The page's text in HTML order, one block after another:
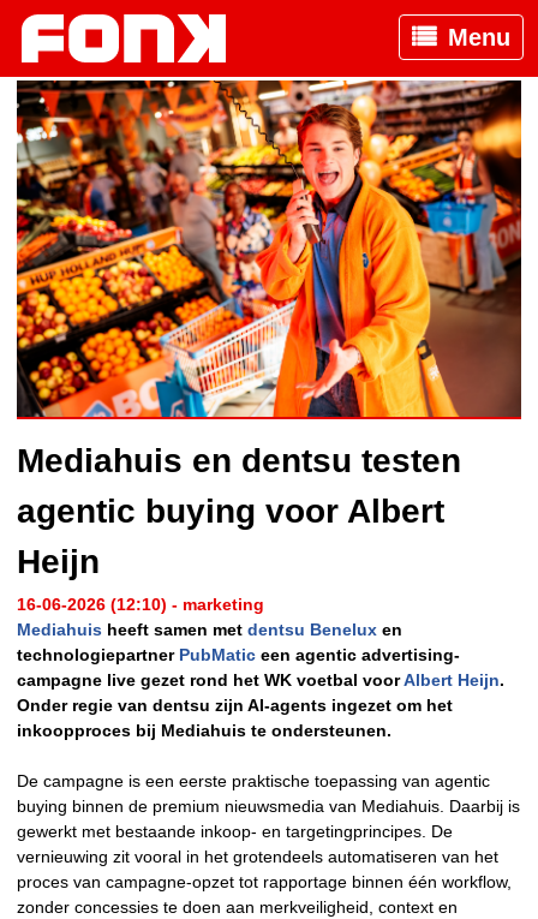
Menu
Mediahuis en dentsu testen
agentic buying voor Albert
Heijn
16-06-2026 (12:10) - marketing
Mediahuis heeft samen met dentsu Benelux en
technologiepartner PubMatic een agentic advertising-
campagne live gezet rond het WK voetbal voorAlbert Heijn.
Onder regie van dentsu zijn AI-agents ingezet om het
inkoopproces bij Mediahuis te ondersteunen.
De campagne is een eerste praktische toepassing van agentic
buying binnen de premium nieuwsmedia van Mediahuis. Daarbij is
gewerkt met bestaande inkoop- en targetingprincipes. De
vernieuwing zit vooral in het grotendeels automatiseren van het
proces van campagne-opzet tot rapportage binnen één workflow,
zonder concessies te doen aan merkveiligheid, context en